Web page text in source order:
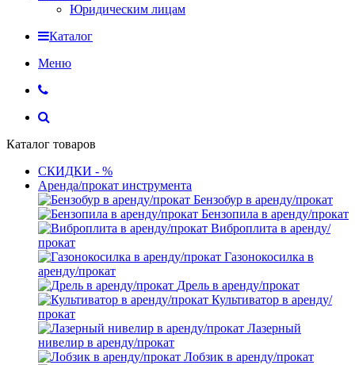
Юридическим лицам
Каталог
Меню
Каталог товаров
СКИДКИ - %
Аренда/прокат инструмента
Бензобур в аренду/прокат
Бензопила в аренду/прокат
Виброплита в аренду/
прокат
Газонокосилка в
аренду/прокат
Дрель в аренду/прокат
Культиватор в аренду/
прокат
Лазерный
нивелир в аренду/прокат
Лобзик в аренду/прокат